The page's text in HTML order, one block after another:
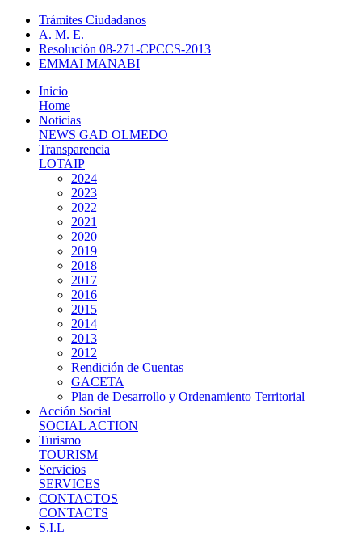
Trámites Ciudadanos
A. M. E.
Resolución 08-271-CPCCS-2013
EMMAI MANABI
Inicio
Home
Noticias
NEWS GAD OLMEDO
Transparencia
LOTAIP
2024
2023
2022
2021
2020
2019
2018
2017
2016
2015
2014
2013
2012
Rendición de Cuentas
GACETA
Plan de Desarrollo y Ordenamiento Territorial
Acción Social
SOCIAL ACTION
Turismo
TOURISM
Servicios
SERVICES
CONTACTOS
CONTACTS
S.I.L